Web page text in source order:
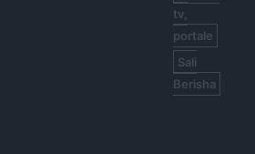
tv,
portale
Sali
Berisha